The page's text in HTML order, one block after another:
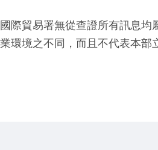
際貿易署無從查證所有訊息均
環境之不同，而且不代表本部